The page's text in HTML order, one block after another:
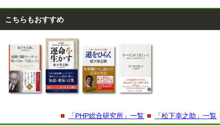
こちらもおすすめ
「松下幸之助」一覧
「PHP総合研究所」一覧